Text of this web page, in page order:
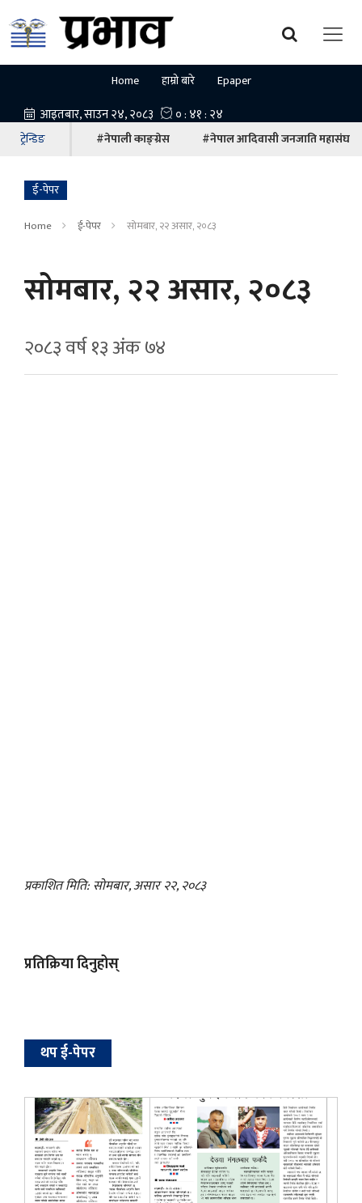
Home हाम्रो बारे Epaper
ट्रेन्डिङ #नेपाली काङ्ग्रेस #नेपाल आदिवासी जनजाति महासंघ
ई-पेपर
Home ई-पेपर सोमबार, २२ असार, २०८३
सोमबार, २२ असार, २०८३
२०८३ वर्ष १३ अ‍ंक ७४
प्रकाशित मिति: सोमबार, असार २२, २०८३
प्रतिक्रिया दिनुहोस्
थप ई-पेपर